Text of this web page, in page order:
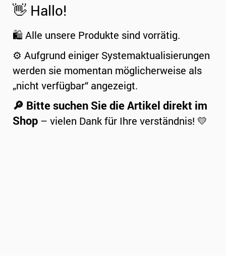
👋 Hallo!
🛍️ Alle unsere Produkte sind vorrätig.
⚙️ Aufgrund einiger Systemaktualisierungen
werden sie momentan möglicherweise als
„nicht verfügbar“ angezeigt.
🔎 Bitte suchen Sie die Artikel direkt im
Shop – vielen Dank für Ihre verständnis! 💛